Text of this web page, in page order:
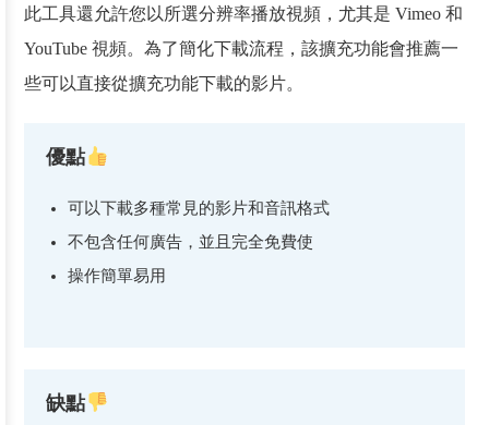
此工具還允許您以所選分辨率播放視頻，尤其是 Vimeo 和
YouTube 視頻。為了簡化下載流程，該擴充功能會推薦一
些可以直接從擴充功能下載的影片。
優點
可以下載多種常見的影片和音訊格式
不包含任何廣告，並且完全免費使
操作簡單易用
缺點